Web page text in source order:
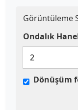
Görüntüleme
Ondalık
Dönüşüm